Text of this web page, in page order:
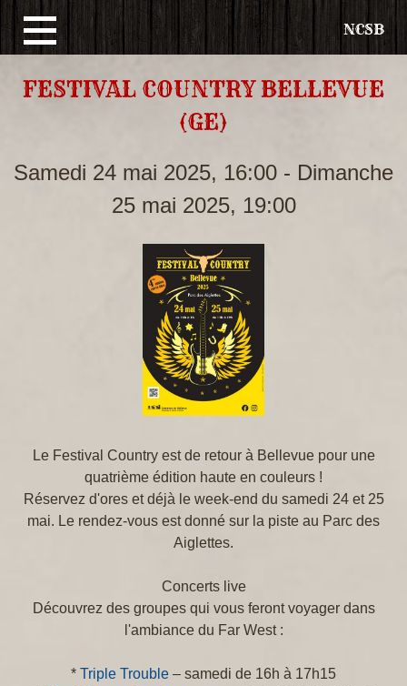
au
NCSB
FESTIVAL COUNTRY BELLEVUE
(GE)
Samedi 24 mai 2025, 16:00 - Dimanche
25 mai 2025, 19:00
Le Festival Country est de retour à Bellevue pour une
quatrième édition haute en couleurs !
Réservez d'ores et déjà le week-end du samedi 24 et 25
mai. Le rendez-vous est donné sur la piste au Parc des
Aiglettes.
Concerts live
Découvrez des groupes qui vous feront voyager dans
l'ambiance du Far West :
* Triple Trouble – samedi de 16h à 17h15